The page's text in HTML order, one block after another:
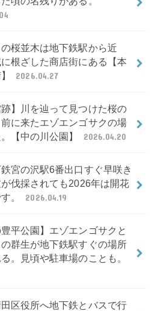
桜並木は地下鉄駅から近
に根ざした商店街にある【本
2026.04.27
跡】川を辿って見つけた桜の
に来たエゾエンゴサクの場
【中の川公園】
2026.04.20
宮の沢駅6番出口すぐ早咲き
伐採されても2026年は開花
。
2026.04.19
豊平公園】エゾエンゴサクと
群生が地下鉄駅すぐの場所
。見頃や駐車場のことも。
区役所へ地下鉄とバスで行